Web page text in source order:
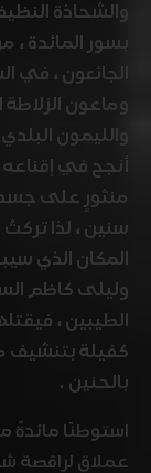
والشحاذة
بسور المائدة
الجائعون ، في
وماعون الزلاطة
والليمون
أنجح في
منثورٍ على
سنين ، لذا
المكان الذي
وليلى كاظم
الطيبين ،
كفيلة بتنشيف
بالحنين .
استوطنّا مائدةً
عملاق لراقصة